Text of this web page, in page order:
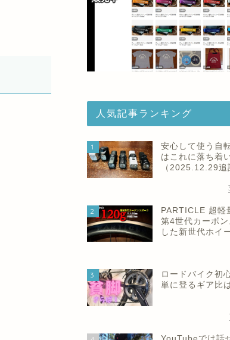
人気記事ランキング
1
安心して使う自
はこれに落ち着
（2025.12.29追
2
PARTICLE 超軽
第4世代カーボ
した新世代ホイ
3
ロードバイク初
単に登るギア比